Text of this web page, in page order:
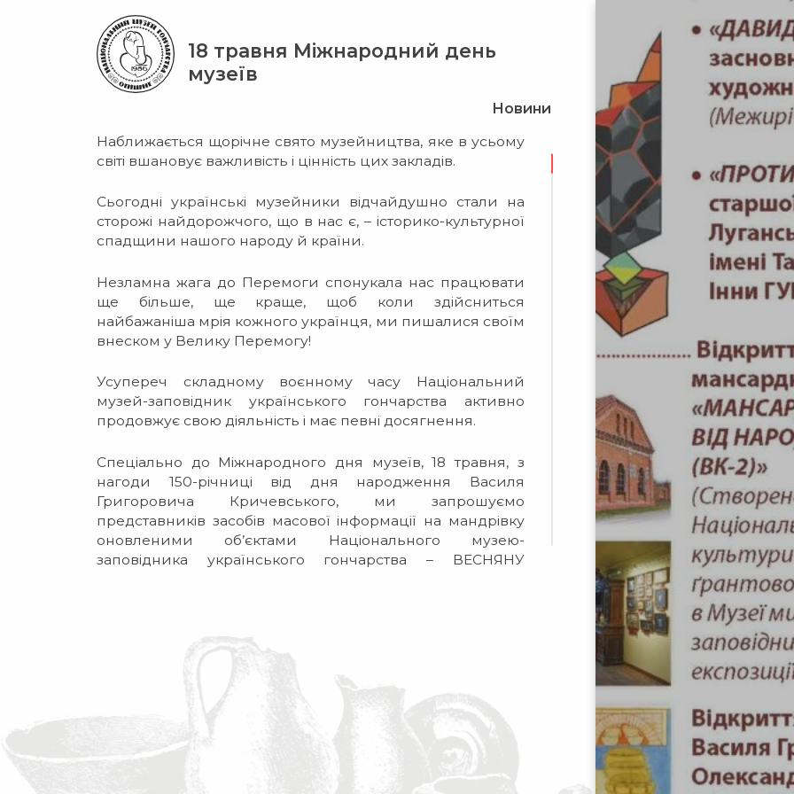
18 травня Міжнародний день
музеїв
Новини
Наближається щорічне свято музейництва, яке в усьому
світі вшановує важливість і цінність цих закладів.
Сьогодні українські музейники відчайдушно стали на
сторожі найдорожчого, що в нас є, – історико-культурної
спадщини нашого народу й країни.
Незламна жага до Перемоги спонукала нас працювати
ще більше, ще краще, щоб коли здійсниться
найбажаніша мрія кожного українця, ми пишалися своїм
внеском у Велику Перемогу!
Усупереч складному воєнному часу Національний
музей-заповідник українського гончарства активно
продовжує свою діяльність і має певні досягнення.
Спеціально до Міжнародного дня музеїв, 18 травня, з
нагоди 150-річниці від дня народження Василя
Григоровича Кричевського, ми запрошуємо
представників засобів масової інформації на мандрівку
оновленими об’єктами Національного музею-
заповідника українського гончарства – ВЕСНЯНУ